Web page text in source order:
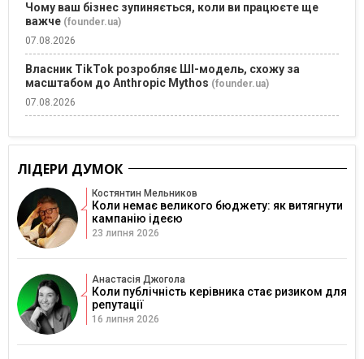
Чому ваш бізнес зупиняється, коли ви працюєте ще
важче (founder.ua)
07.08.2026
Власник TikTok розробляє ШІ-модель, схожу за
масштабом до Anthropic Mythos (founder.ua)
07.08.2026
ЛІДЕРИ ДУМОК
Костянтин Мельников
Коли немає великого бюджету: як витягнути
кампанію ідеєю
23 липня 2026
Анастасія Джогола
Коли публічність керівника стає ризиком для
репутації
16 липня 2026